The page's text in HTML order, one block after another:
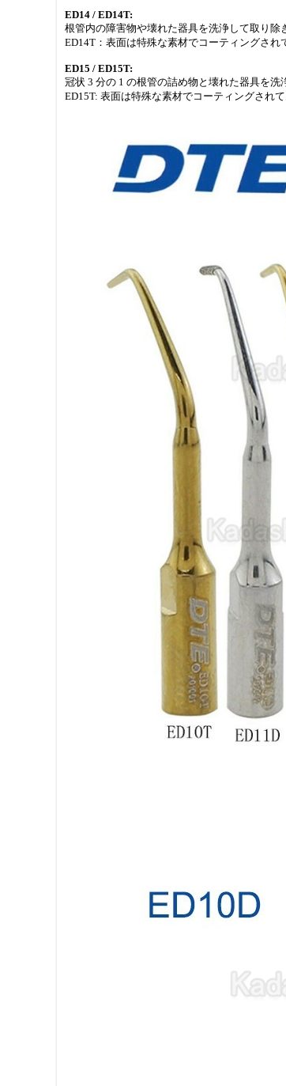
ED14 / ED14T:
根管内の障害物や壊れた器具を洗浄して取り
ED14T：表面は特殊な素材でコーティングさ
ED15 / ED15T:
冠状 3 分の 1 の根管の詰め物と壊れた器具を
ED15T: 表面は特殊な素材でコーティングされ